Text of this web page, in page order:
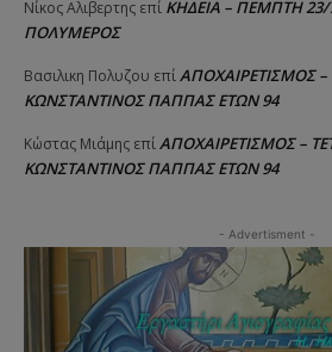
Νίκος Αλιβερτης επί ΚΗΔΕΙΑ – ΠΕΜΠΤΗ
ΠΟΛΥΜΕΡΟΣ
Βασιλικη Πολυζου επίΑΠΟΧΑΙΡΕΤΙΣΜΟΣ –
ΚΩΝΣΤΑΝΤΙΝΟΣ ΠΑΠΠΑΣ ΕΤΩΝ 94
Κώστας Μιάμης επίΑΠΟΧΑΙΡΕΤΙΣΜΟΣ –
ΚΩΝΣΤΑΝΤΙΝΟΣ ΠΑΠΠΑΣ ΕΤΩΝ 94
- Advertisment -